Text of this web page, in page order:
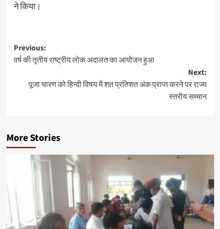
ने किया।
Previous:
वर्ष की तृतीय राष्ट्रीय लोक अदालत का आयोजन हुआ
Next:
पूजा चारण को हिन्दी विषय में शत प्रतिशत अंक प्राप्त करने पर राज्य
स्तरीय सम्मान
More Stories